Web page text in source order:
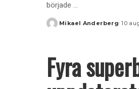
började ...
Posted
Mikael Anderberg 10
Fyra